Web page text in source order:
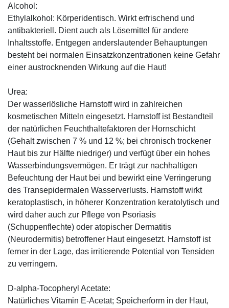
Alcohol:
Ethylalkohol: Körperidentisch. Wirkt erfrischend und
antibakteriell. Dient auch als Lösemittel für andere
Inhaltsstoffe. Entgegen anderslautender Behauptungen
besteht bei normalen Einsatzkonzentrationen keine Gefahr
einer austrocknenden Wirkung auf die Haut!
Urea:
Der wasserlösliche Harnstoff wird in zahlreichen
kosmetischen Mitteln eingesetzt. Harnstoff ist Bestandteil
der natürlichen Feuchthaltefaktoren der Hornschicht
(Gehalt zwischen 7 % und 12 %; bei chronisch trockener
Haut bis zur Hälfte niedriger) und verfügt über ein hohes
Wasserbindungsvermögen. Er trägt zur nachhaltigen
Befeuchtung der Haut bei und bewirkt eine Verringerung
des Transepidermalen Wasserverlusts. Harnstoff wirkt
keratoplastisch, in höherer Konzentration keratolytisch und
wird daher auch zur Pflege von Psoriasis
(Schuppenflechte) oder atopischer Dermatitis
(Neurodermitis) betroffener Haut eingesetzt. Harnstoff ist
ferner in der Lage, das irritierende Potential von Tensiden
zu verringern.
D-alpha-Tocopheryl Acetate:
Natürliches Vitamin E-Acetat; Speicherform in der Haut,